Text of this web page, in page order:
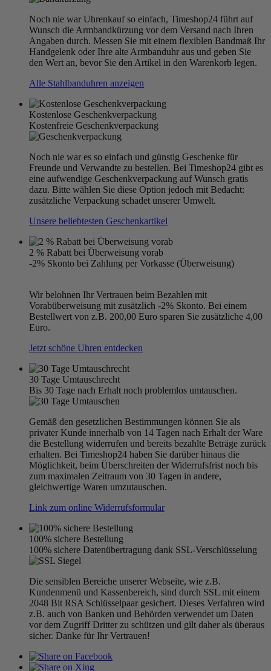
Noch nie war Uhrenkauf so einfach, Timeshop24 führt auf
Wunsch die Armbandkürzung vor dem Versand nach Ihren
Angaben durch. Messen Sie mit einem flexiblen Bandmaß Ihr
Handgelenk oder Ihre alte Armbanduhr aus und geben Sie
den Wert an, bevor Sie den Artikel in den Warenkorb legen.
Alle Stahlbanduhren anzeigen
Kostenlose Geschenkverpackung
Kostenfreie Geschenkverpackung
Noch nie war es so einfach und günstig Geschenke für
Freunde und Verwandte zu bestellen. Bei Timeshop24 gibt es
eine aufwendige Geschenkverpackung auf Wunsch gratis
dazu. Bitte wählen Sie diese Option jedoch mit Bedacht:
zusätzliche Verpackung schadet unserer Umwelt.
Unsere beliebtesten Geschenkartikel
2 % Rabatt bei Überweisung vorab
-2% Skonto bei Zahlung per Vorkasse (Überweisung)
Wir belohnen Ihr Vertrauen beim Bezahlen mit
Vorabüberweisung mit zusätzlich -2% Skonto. Bei einem
Bestellwert von z.B. 200,00 Euro sparen Sie zusätzliche 4,00
Euro.
Jetzt schöne Uhren entdecken
30 Tage Umtauschrecht
Bis 30 Tage nach Erhalt noch problemlos umtauschen.
Gemäß den gesetzlichen Bestimmungen können Sie als
privater Kunde innerhalb von 14 Tagen nach Erhalt der Ware
die Bestellung widerrufen und bereits bezahlte Beträge zurück
erhalten. Bei Timeshop24 haben Sie darüber hinaus die
Möglichkeit, beim Überschreiten der Widerrufsfrist noch bis
zum maximalen Zeitraum von 30 Tagen in andere,
gleichwertige Waren umzutauschen.
Link zum online Widerrufsformular
100% sichere Bestellung
100% sichere Datenübertragung dank SSL-Verschlüsselung
Die sensiblen Bereiche unserer Webseite, wie z.B.
Kundenmenü und Kassenbereich, sind durch SSL mit einem
2048 Bit RSA Schlüsselpaar gesichert. Dieses Verfahren wird
z.B. auch von Banken und Behörden verwendet um Daten
vor dem Zugriff Dritter zu schützen und gilt daher als überaus
sicher. Danke für Ihr Vertrauen!